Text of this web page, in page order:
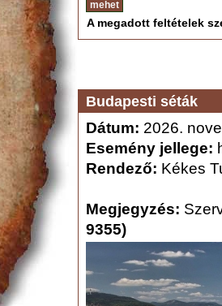
A megadott feltételek
Budapesti séták
Dátum: 2026.
Esemény jellege:
Rendező: Kékes
Megjegyzés:
9355)